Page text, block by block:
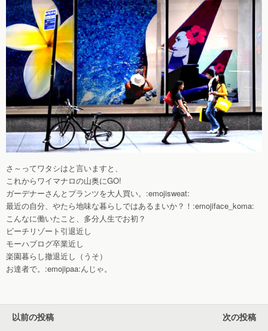
さ～ってワタシはと言いますと、
これからワイマナロの山奥にGO!
ガーデナーさんとプランツを大人買い。:emojisweat:
最近の自分、やたら地味な暮らしではあるまいか？！:emojiface_koma:
こんなに働いたこと、多分人生でお初？
ビーチリゾート引退近し
モーハブログ卒業近し
楽園暮らし撤退近し（うそ）
お達者で。:emojipaa:んじゃ。
以前の投稿 次の投稿